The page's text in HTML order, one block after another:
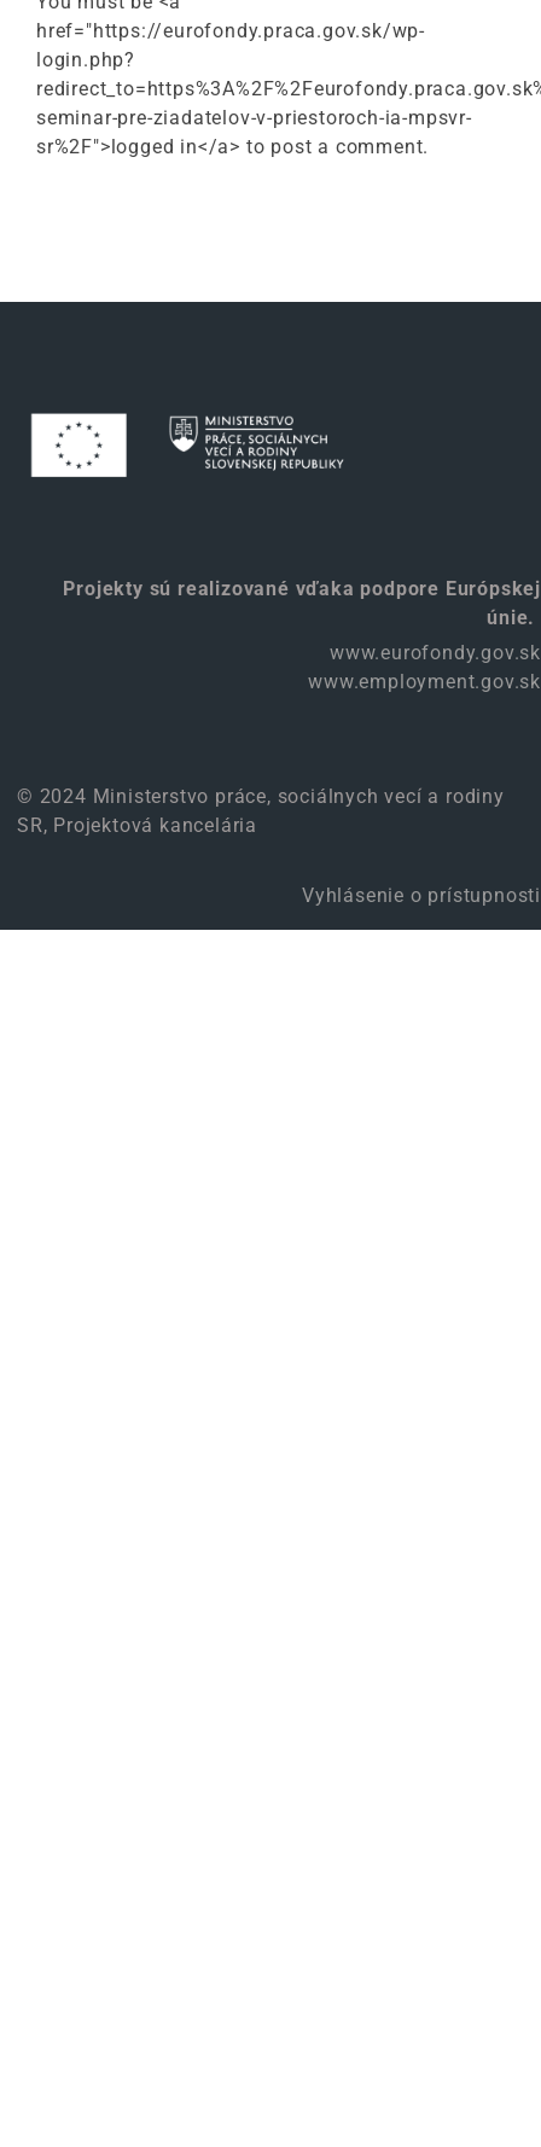
href="https://eurofondy.praca.gov.sk/wp-
login.php?
seminar-pre-ziadatelov-v-priestoroch-ia-mpsvr-
sr%2F">logged in</a> to post a comment.
Projekty sú realizované vďaka podpore Európskej
únie.
www.eurofondy.gov.sk
www.employment.gov.sk
© 2024 Ministerstvo práce, sociálnych vecí a rodiny
SR, Projektová kancelária
Vyhlásenie o prístupnosti